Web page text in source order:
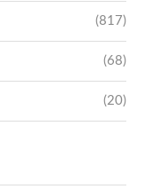
(817)
(68)
(20)